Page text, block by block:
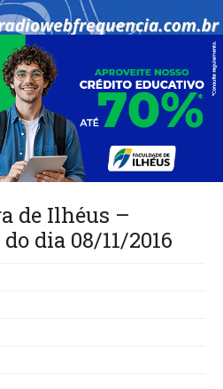
de Ilhéus –
dia 08/11/2016